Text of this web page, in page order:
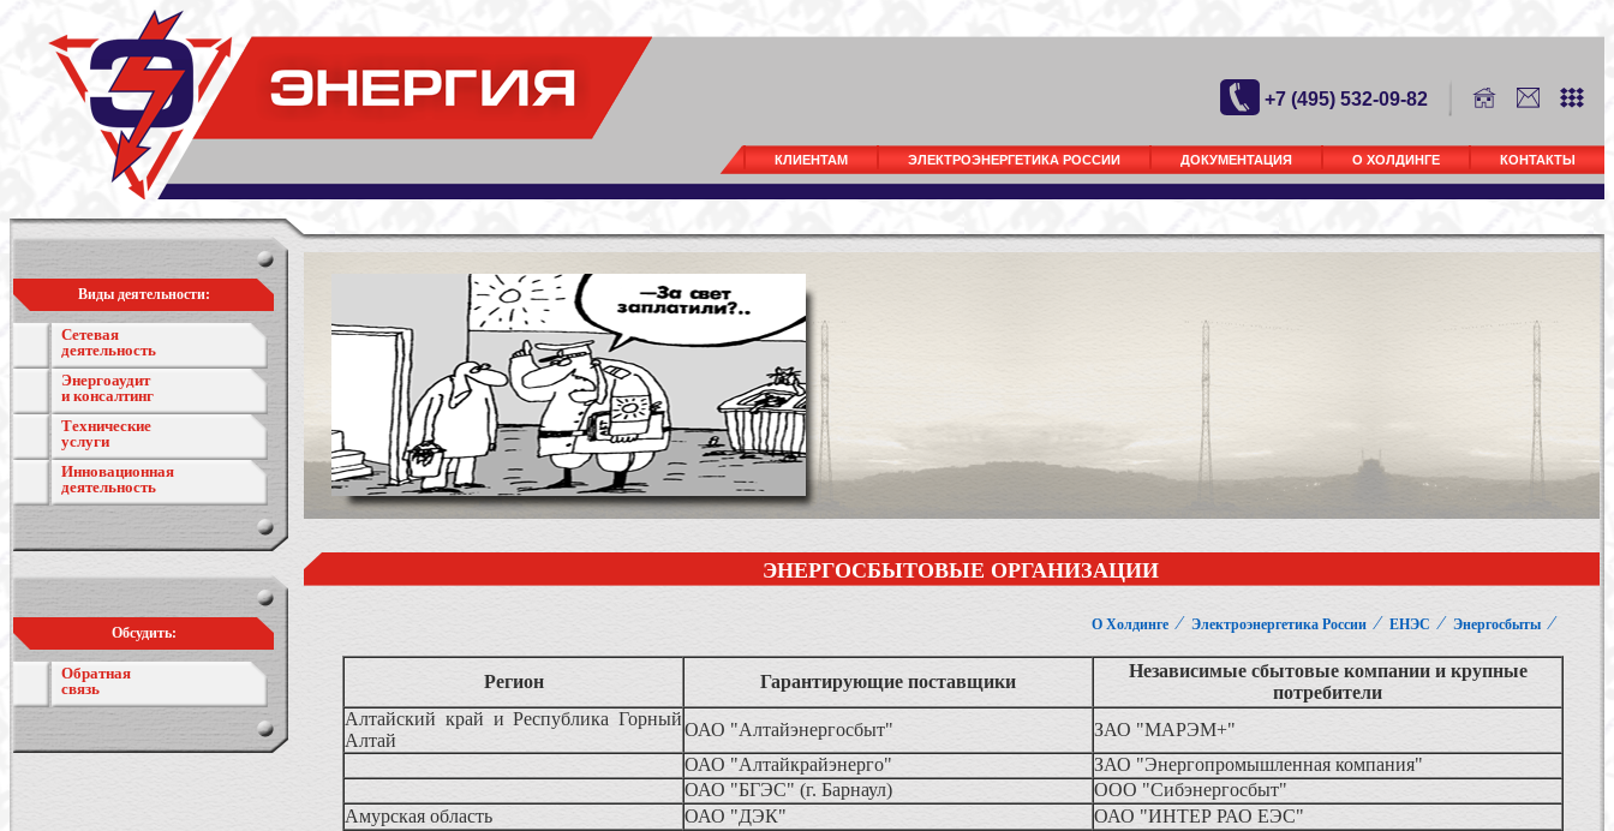
+7 (495) 532-09-82
КЛИЕНТАМ ЭЛЕКТРОЭНЕРГЕТИКА РОССИИ ДОКУМЕНТАЦИЯ О ХОЛДИНГЕ КОНТАКТЫ
Виды деятельности:
Сетевая
деятельность
Энергоаудит
и консалтинг
Технические
услуги
Инновационная
деятельность
Обсудить:
Обратная
связь
ЭНЕРГОСБЫТОВЫЕ ОРГАНИЗАЦИИ
О Холдинге ⁄ Электроэнергетика России ⁄ ЕНЭС ⁄ Энергосбыты ⁄
Регион Гарантирующие поставщики
Независимые сбытовые компании и крупные
потребители
Алтайский край и Республика Горный
Алтай
ОАО "Алтайэнергосбыт"
ЗАО "МАРЭМ+"
ОАО "Алтайкрайэнерго"
ЗАО "Энергопромышленная компания"
ОАО "БГЭС" (г. Барнаул)
ООО "Сибэнергосбыт"
Амурская область
ОАО "ДЭК"
ОАО "ИНТЕР РАО ЕЭС"